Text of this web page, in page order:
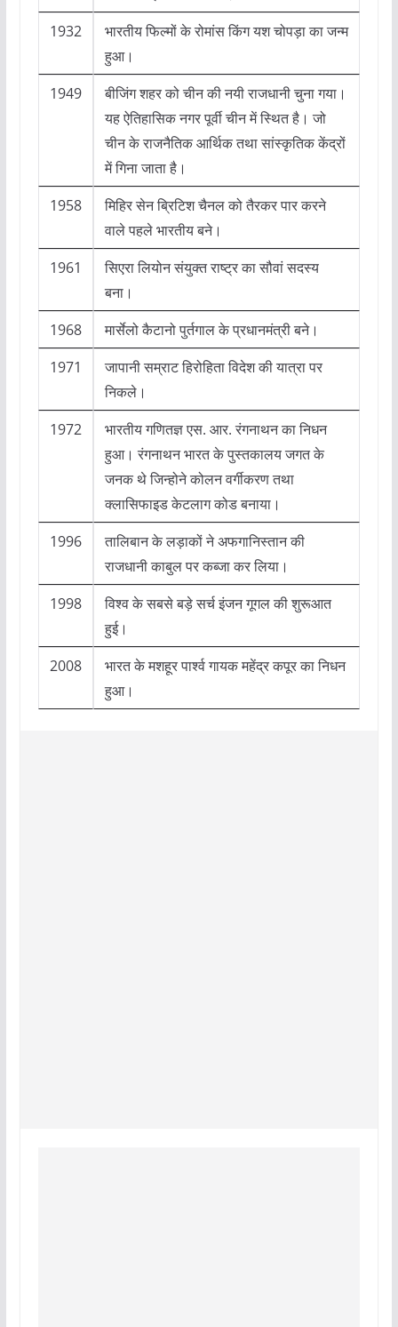
1932
भारतीय फिल्मों के रोमांस किंग यश चोपड़ा का जन्म
हुआ।
1949
बीजिंग शहर को चीन की नयी राजधानी चुना गया।
यह ऐतिहासिक नगर पूर्वी चीन में स्थित है। जो
चीन के राजनैतिक आर्थिक तथा सांस्कृतिक केंद्रों
में गिना जाता है।
1958
मिहिर सेन ब्रिटिश चैनल को तैरकर पार करने
वाले पहले भारतीय बने।
1961
सिएरा लियोन संयुक्त राष्ट्र का सौवां सदस्य
बना।
1968
मार्सेलो कैटानो पुर्तगाल के प्रधानमंत्री बने।
1971
जापानी सम्राट हिरोहिता विदेश की यात्रा पर
निकले।
1972
भारतीय गणितज्ञ एस. आर. रंगनाथन का निधन
हुआ। रंगनाथन भारत के पुस्तकालय जगत के
जनक थे जिन्होने कोलन वर्गीकरण तथा
क्लासिफाइड केटलाग कोड बनाया।
1996
तालिबान के लड़ाकों ने अफगानिस्तान की
राजधानी काबुल पर कब्जा कर लिया।
1998
विश्व के सबसे बड़े सर्च इंजन गूगल की शुरूआत
हुई।
2008
भारत के मशहूर पार्श्व गायक महेंद्र कपूर का निधन
हुआ।